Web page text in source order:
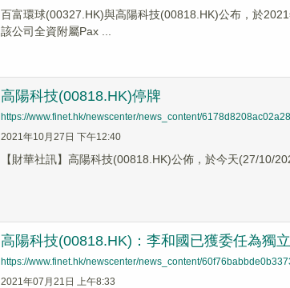
百富環球(00327.HK)與高陽科技(00818.HK)公布，於
該公司全資附屬Pax ...
高陽科技(00818.HK)停牌
https://www.finet.hk/newscenter/news_content/
2021年10月27日 下午12:40
【財華社訊】高陽科技(00818.HK)公佈，於今天(27/10/
高陽科技(00818.HK)：李和國已獲委任為獨
https://www.finet.hk/newscenter/news_content/
2021年07月21日 上午8:33